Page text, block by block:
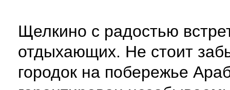
Щелкино с радостью
отдыхающих. Не стоит
городок на побережье